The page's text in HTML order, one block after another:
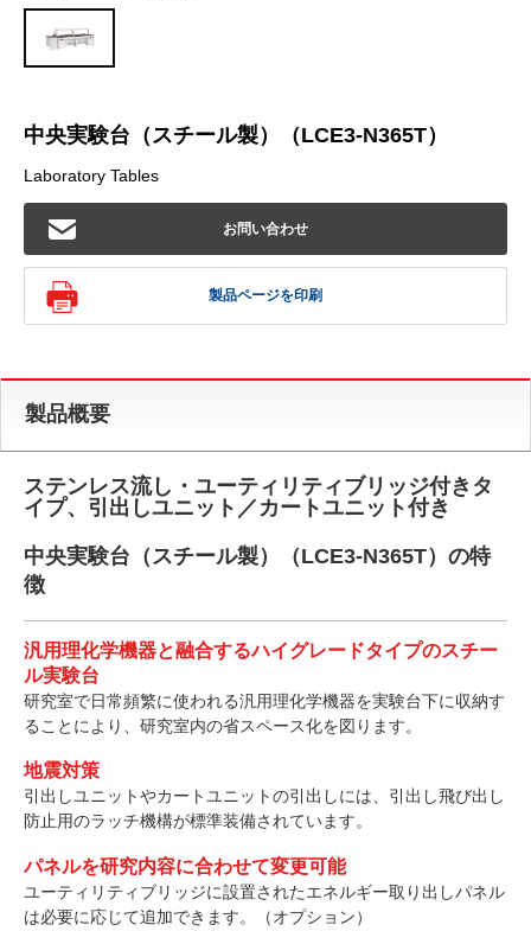
中央実験台（スチール製）（LCE3-N365T）
Laboratory Tables
お問い合わせ
製品ページを印刷
製品概要
ステンレス流し・ユーティリティブリッジ付きタ
イプ、引出しユニット／カートユニット付き
中央実験台（スチール製）（LCE3-N365T）の特
徴
汎用理化学機器と融合するハイグレードタイプのスチー
ル実験台
研究室で日常頻繁に使われる汎用理化学機器を実験台下に収納す
ることにより、研究室内の省スペース化を図ります。
地震対策
引出しユニットやカートユニットの引出しには、引出し飛び出し
防止用のラッチ機構が標準装備されています。
パネルを研究内容に合わせて変更可能
ユーティリティブリッジに設置されたエネルギー取り出しパネル
は必要に応じて追加できます。（オプション）